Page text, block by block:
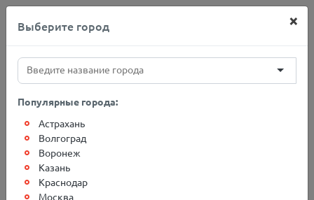
+7(812)767-20-27
Главная Адреса терминалов
Грузоперевозки в г.
Выберите город ×
Популярные города:
Астрахань
Волгоград
Воронеж
Казань
Краснодар
Москва